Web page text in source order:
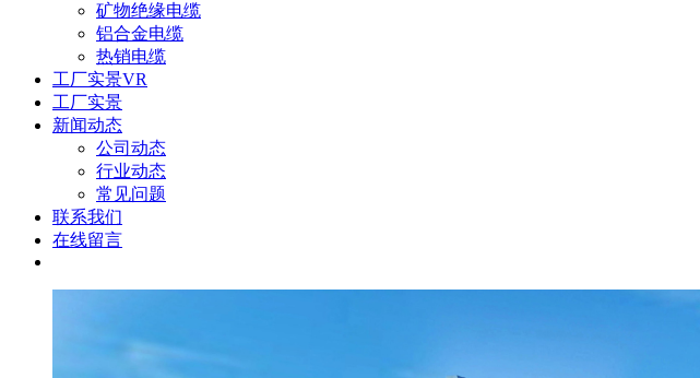
矿物绝缘电缆
铝合金电缆
热销电缆
工厂实景VR
工厂实景
新闻动态
公司动态
行业动态
常见问题
联系我们
在线留言